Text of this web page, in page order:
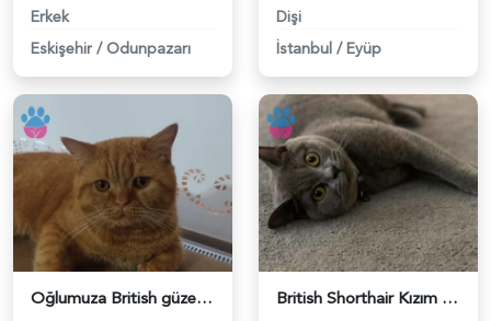
Erkek
Eskişehir / Odunpazarı
Dişi
İstanbul / Eyüp
Oğlumuza British güzel dişi arıyoruz - 118984620 British Shorthair Kızım Mila'ya eş arıyorum - 118984614